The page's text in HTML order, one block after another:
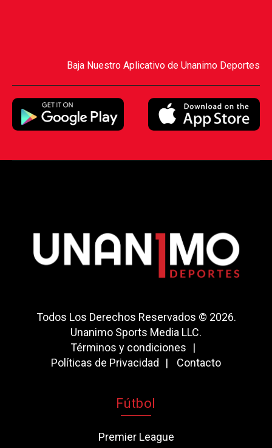
Baja Nuestro Aplicativo de Unanimo Deportes
Todos Los Derechos Reservados © 2026.
Unanimo Sports Media LLC.
Términos y condiciones
Políticas de Privacidad
Contacto
Fútbol
Premier League